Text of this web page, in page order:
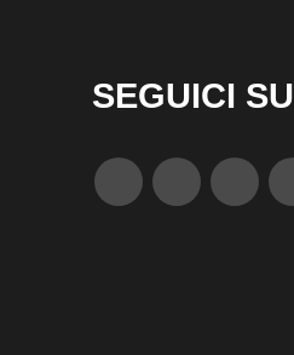
SEGUICI SU